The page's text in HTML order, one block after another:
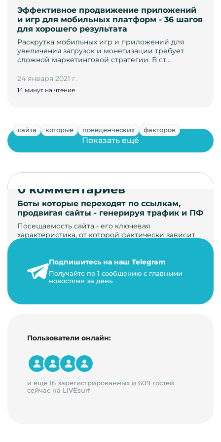
Эффективное продвижение приложений
и игр для мобильных платформ - 36 шагов
для хорошего результата
Раскрутка мобильных игр и приложений для
увеличения загрузок и монетизации требует
сложной маркетинговой стратегии. В ст…
24 января 2021 г.
14 минут на чтение
сайта которые поведенческих факторов
Боты которые переходят по ссылкам,
продвигая сайты - генерируя трафик и ПФ
Посещаемость сайта - его ключевая
характеристика, от которой фактически зависит
22 мая 2024 г.
9 минут на чтение
Показать ещё
0 комментариев
Подпишитесь на наш Telegram
Получайте по 1 сообщению с главными
новостями за день
Пользователи онлайн:
и ещё 16 зарегистрированных и 609 гостей
сейчас на LIVEsurf